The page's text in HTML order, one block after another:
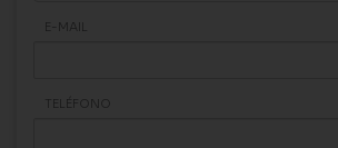
E-MAIL
TELÉFONO